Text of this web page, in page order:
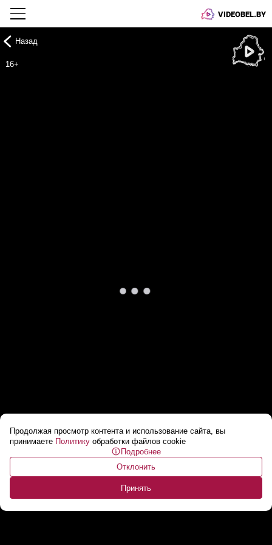
VIDEOBEL.BY
Продолжая просмотр контента и использование сайта, вы
принимаете Политику обработки файлов cookie
Подробнее
Отклонить
Принять
Назад
16+
Лукашенко: ИИ не заменит человека, а
снимает с него рутинные и опасные